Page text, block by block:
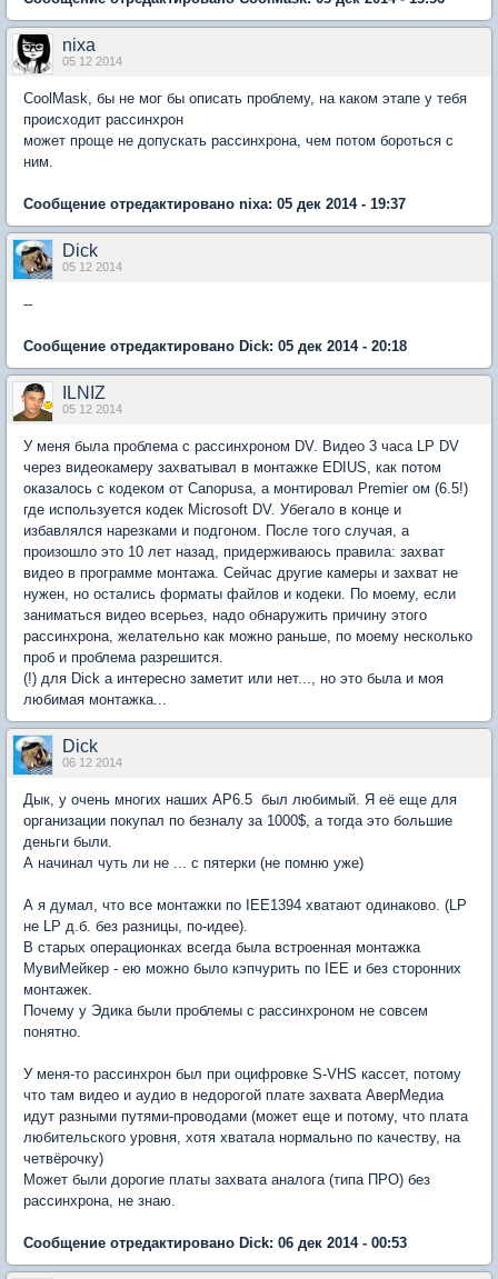
nixa
05 12 2014
CoolMask, бы не мог бы описать проблему, на каком этапе у тебя
происходит рассинхрон
может проще не допускать рассинхрона, чем потом бороться с
ним.
Сообщение отредактировано nixa: 05 дек 2014 - 19:37
Dick
05 12 2014
--
Сообщение отредактировано Dick: 05 дек 2014 - 20:18
ILNIZ
05 12 2014
У меня была проблема с рассинхроном DV. Видео 3 часа LP DV
через видеокамеру захватывал в монтажке EDIUS, как потом
оказалось с кодеком от Canopusa, а монтировал Premier ом (6.5!)
где используется кодек Microsoft DV. Убегало в конце и
избавлялся нарезками и подгоном. После того случая, а
произошло это 10 лет назад, придерживаюсь правила: захват
видео в программе монтажа. Сейчас другие камеры и захват не
нужен, но остались форматы файлов и кодеки. По моему, если
заниматься видео всерьез, надо обнаружить причину этого
рассинхрона, желательно как можно раньше, по моему несколько
проб и проблема разрешится.
(!) для Dick а интересно заметит или нет..., но это была и моя
любимая монтажка...
Dick
06 12 2014
Дык, у очень многих наших АР6.5 был любимый. Я её еще для
организации покупал по безналу за 1000$, а тогда это большие
деньги были.
А начинал чуть ли не ... с пятерки (не помню уже)
А я думал, что все монтажки по IEE1394 хватают одинаково. (LP
не LP д.б. без разницы, по-идее).
В старых операционках всегда была встроенная монтажка
МувиМейкер - ею можно было кэпчурить по IEE и без сторонних
монтажек.
Почему у Эдика были проблемы с рассинхроном не совсем
понятно.
У меня-то рассинхрон был при оцифровке S-VHS кассет, потому
что там видео и аудио в недорогой плате захвата АверМедиа
идут разными путями-проводами (может еще и потому, что плата
любительского уровня, хотя хватала нормально по качеству, на
четвёрочку)
Может были дорогие платы захвата аналога (типа ПРО) без
рассинхрона, не знаю.
Сообщение отредактировано Dick: 06 дек 2014 - 00:53